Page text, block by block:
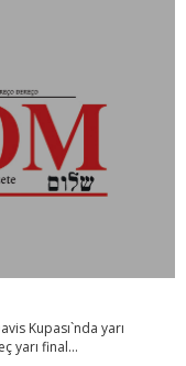
Kupası`nda yarı
yarı final...